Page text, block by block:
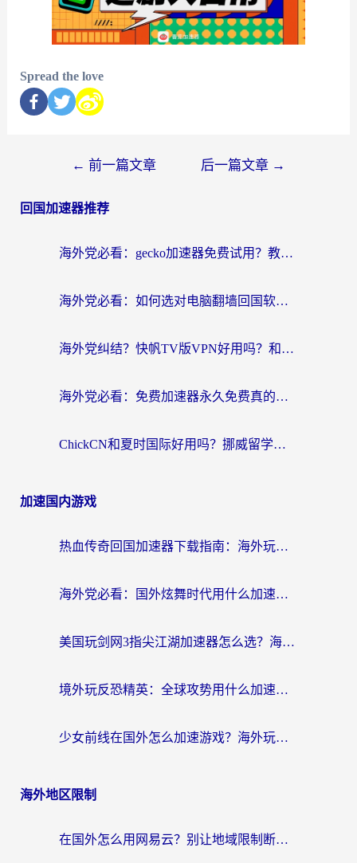
Spread the love
← 前一篇文章 后一篇文章 →
回国加速器推荐
海外党必看：gecko加速器免费试用？教你选对回国加速器，无缝刷国内剧玩游戏
海外党必看：如何选对电脑翻墙回国软件，轻松解锁国内资源？
海外党纠结？快帆TV版VPN好用吗？和扇贝手游VPN对比哪个回国效果更好？
海外党必看：免费加速器永久免费真的存在吗？教你选对回国加速器无缝刷国内资源
ChickCN和夏时国际好用吗？挪威留学生亲测3款回国加速器，附穿梭和加速喵对比指南
加速国内游戏
热血传奇回国加速器下载指南：海外玩家如何流畅砍怪不卡顿？
海外党必看：国外炫舞时代用什么加速器比较好？解决延迟卡顿的终极方案
美国玩剑网3指尖江湖加速器怎么选？海外党亲测避坑指南
境外玩反恐精英：全球攻势用什么加速器？2026海外玩家亲测实用指南
少女前线在国外怎么加速游戏？海外玩家必看的国服游戏畅玩指南
海外地区限制
在国外怎么用网易云？别让地域限制断了你的中文歌单——附听书社交定位解决方案